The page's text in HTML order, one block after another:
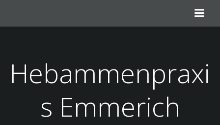
springen
Hebammenpraxi
s Emmerich